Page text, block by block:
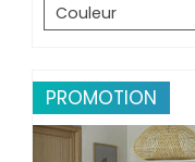
Couleur
PROMOTION